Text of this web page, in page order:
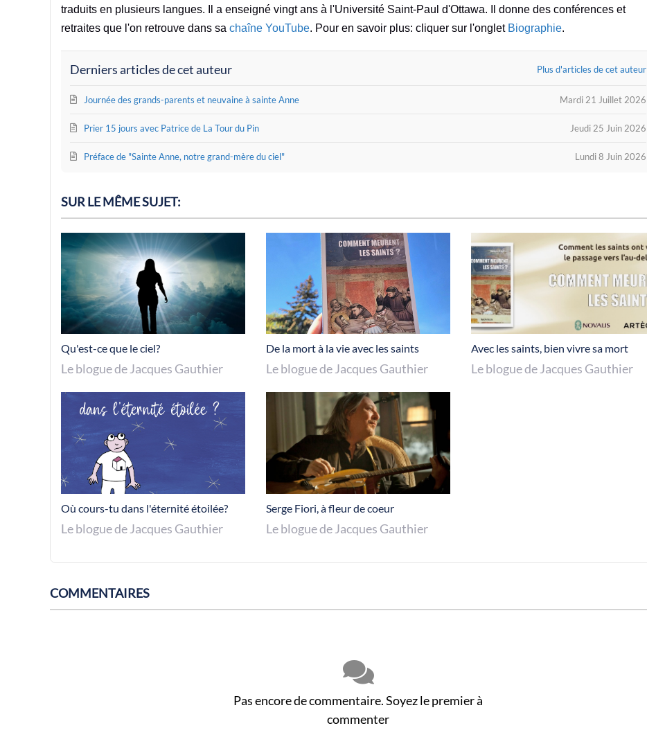
traduits en plusieurs langues. Il a enseigné vingt ans à l'Université Saint-Paul d'Ottawa. Il donne des conférences et
retraites que l'on retrouve dans sa chaîne YouTube. Pour en savoir plus: cliquer sur l'onglet Biographie.
Derniers articles de cet auteur Plus d'articles de cet auteur
Mardi 21 Juillet 2026
Journée des grands-parents et neuvaine à sainte Anne
Jeudi 25 Juin 2026
Prier 15 jours avec Patrice de La Tour du Pin
Lundi 8 Juin 2026
Préface de "Sainte Anne, notre grand-mère du ciel"
SUR LE MÊME SUJET:
Qu'est-ce que le ciel?
Le blogue de Jacques Gauthier
De la mort à la vie avec les saints
Le blogue de Jacques Gauthier
Avec les saints, bien vivre sa mort
Le blogue de Jacques Gauthier
Où cours-tu dans l'éternité étoilée?
Le blogue de Jacques Gauthier
Serge Fiori, à fleur de coeur
Le blogue de Jacques Gauthier
COMMENTAIRES
Pas encore de commentaire. Soyez le premier à
commenter